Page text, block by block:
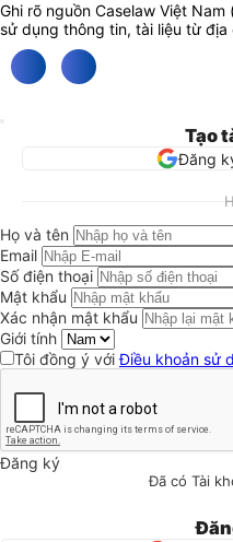
Ghi rõ nguồn Caselaw Việt Nam
sử dụng thông tin, tài liệu từ địa
Tạo
Đăng
Họ và tên
Email
Số điện thoại
Mật khẩu
Xác nhận mật khẩu
Giới tính
Tôi đồng ý vớiĐiều khoản sử
Đăng ký
Đã có Tài